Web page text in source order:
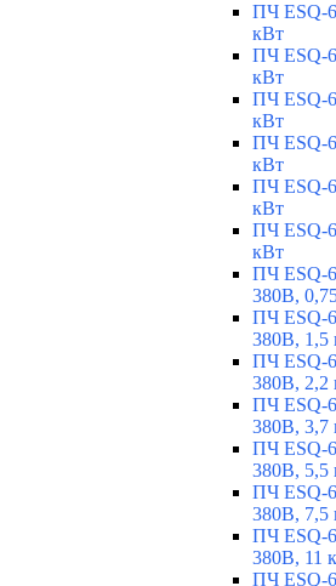
ПЧ ESQ-
кВт
ПЧ ESQ-
кВт
ПЧ ESQ-
кВт
ПЧ ESQ-
кВт
ПЧ ESQ-
кВт
ПЧ ESQ-
кВт
ПЧ ESQ-
380В,
ПЧ ESQ-
380В, 1,5
ПЧ ESQ-
380В, 2,2
ПЧ ESQ-
380В, 3,7
ПЧ ESQ-
380В, 5,5
ПЧ ESQ-
380В, 7,5
ПЧ ESQ-
380В, 11
ПЧ ESQ-